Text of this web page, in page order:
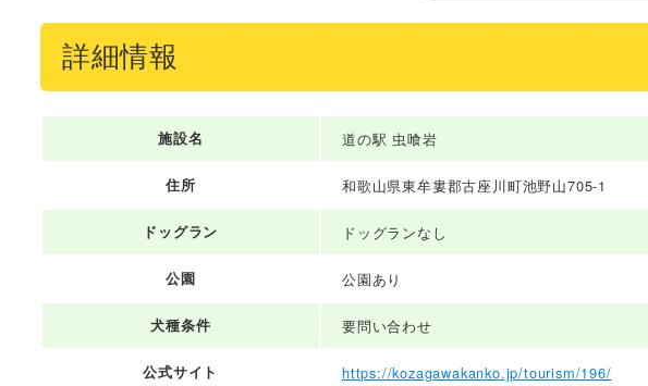
詳細情報
施設名 道の駅 虫喰岩
住所 和歌山県東牟婁郡古座川町池野山705-1
ドッグラン ドッグランなし
公園 公園あり
犬種条件 要問い合わせ
公式サイト https://kozagawakanko.jp/tourism/196/